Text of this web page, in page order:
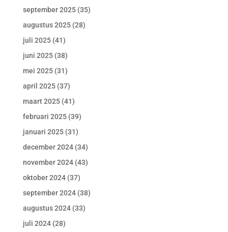
september 2025(35)
augustus 2025(28)
juli 2025(41)
juni 2025(38)
mei 2025(31)
april 2025(37)
maart 2025(41)
februari 2025(39)
januari 2025(31)
december 2024(34)
november 2024(43)
oktober 2024(37)
september 2024(38)
augustus 2024(33)
juli 2024(28)